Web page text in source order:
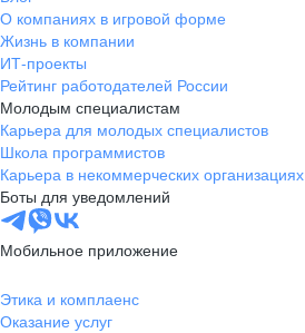
О компаниях в игровой форме
Жизнь в компании
ИТ-проекты
Рейтинг работодателей России
Молодым специалистам
Карьера для молодых специалистов
Школа программистов
Карьера в некоммерческих организациях
Боты для уведомлений
Мобильное приложение
Этика и комплаенс
Оказание услуг